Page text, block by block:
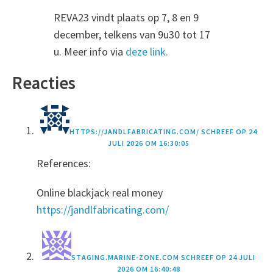
REVA23 vindt plaats op 7, 8 en 9
december, telkens van 9u30 tot 17
u. Meer info via deze link.
Reacties
HTTPS://JANDLFABRICATING.COM/ SCHREEF OP 24
JULI 2026 OM 16:30:05
References:
Online blackjack real money
https://jandlfabricating.com/
STAGING.MARINE-ZONE.COM SCHREEF OP 24 JULI
2026 OM 16:40:48